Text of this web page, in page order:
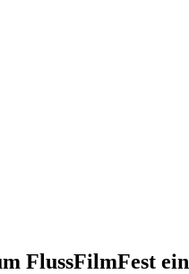
FlussFilmFest ein